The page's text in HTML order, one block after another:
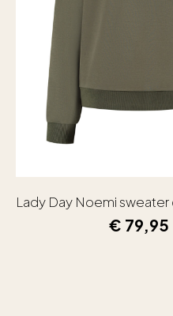
Lady Day Noemi
€ 79,95